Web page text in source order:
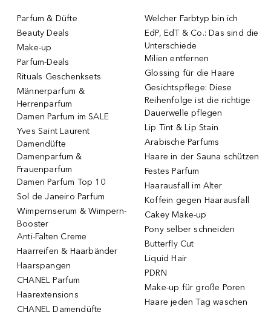
Parfum & Düfte
Beauty Deals
Make-up
Parfum-Deals
Rituals Geschenksets
Männerparfum &
Herrenparfum
Damen Parfum im SALE
Yves Saint Laurent
Damendüfte
Damenparfum &
Frauenparfum
Damen Parfum Top 10
Sol de Janeiro Parfum
Wimpernserum & Wimpern-
Booster
Anti-Falten Creme
Haarreifen & Haarbänder
Haarspangen
CHANEL Parfum
Haarextensions
CHANEL Damendüfte
Welcher Farbtyp bin ich
EdP, EdT & Co.: Das sind die
Unterschiede
Milien entfernen
Glossing für die Haare
Gesichtspflege: Diese
Reihenfolge ist die richtige
Dauerwelle pflegen
Lip Tint & Lip Stain
Arabische Parfums
Haare in der Sauna schützen
Festes Parfum
Haarausfall im Alter
Koffein gegen Haarausfall
Cakey Make-up
Pony selber schneiden
Butterfly Cut
Liquid Hair
PDRN
Make-up für große Poren
Haare jeden Tag waschen